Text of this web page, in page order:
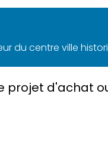
du centre ville
projet d'achat